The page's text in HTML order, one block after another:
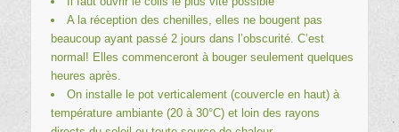
A la réception des chenilles, elles ne bougent pas
beaucoup ayant passé 2 jours dans l’obscurité. C’est
normal! Elles commenceront à bouger seulement quelques
heures après.
On installe le pot verticalement (couvercle en haut) à
température ambiante (20 à 30°C) et loin des rayons